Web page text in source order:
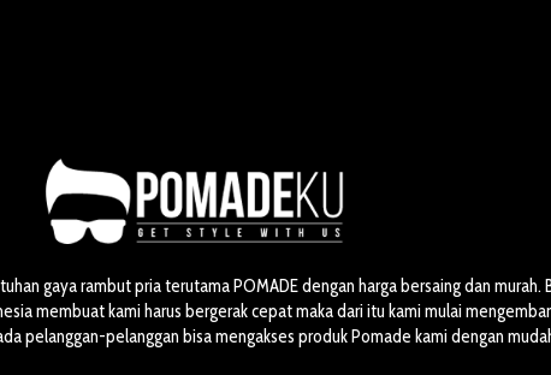
gaya rambut pria terutama POMADE dengan harga bersaing dan murah.
membuat kami harus bergerak cepat maka dari itu kami mulai
pelanggan-pelanggan bisa mengakses produk Pomade kami dengan